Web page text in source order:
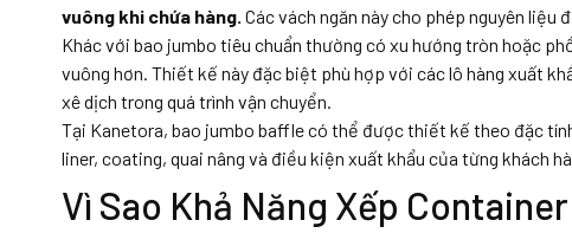
vuông khi chứa hàng. Các vách ngăn này cho phép nguyên liệu
Khác với bao jumbo tiêu chuẩn thường có xu hướng tròn hoặc
vuông hơn. Thiết kế này đặc biệt phù hợp với các lô hàng xuất
xê dịch trong quá trình vận chuyển.
Tại Kanetora, bao jumbo baffle có thể được thiết kế theo đặc
liner, coating, quai nâng và điều kiện xuất khẩu của từng khách
Vì Sao Khả Năng Xếp